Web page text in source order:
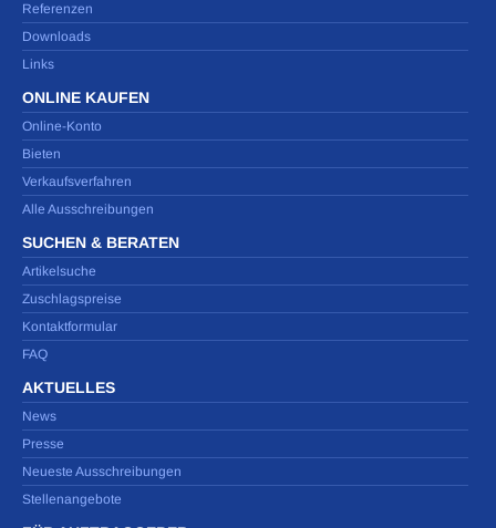
Referenzen
Downloads
Links
ONLINE KAUFEN
Online-Konto
Bieten
Verkaufsverfahren
Alle Ausschreibungen
SUCHEN & BERATEN
Artikelsuche
Zuschlagspreise
Kontaktformular
FAQ
AKTUELLES
News
Presse
Neueste Ausschreibungen
Stellenangebote